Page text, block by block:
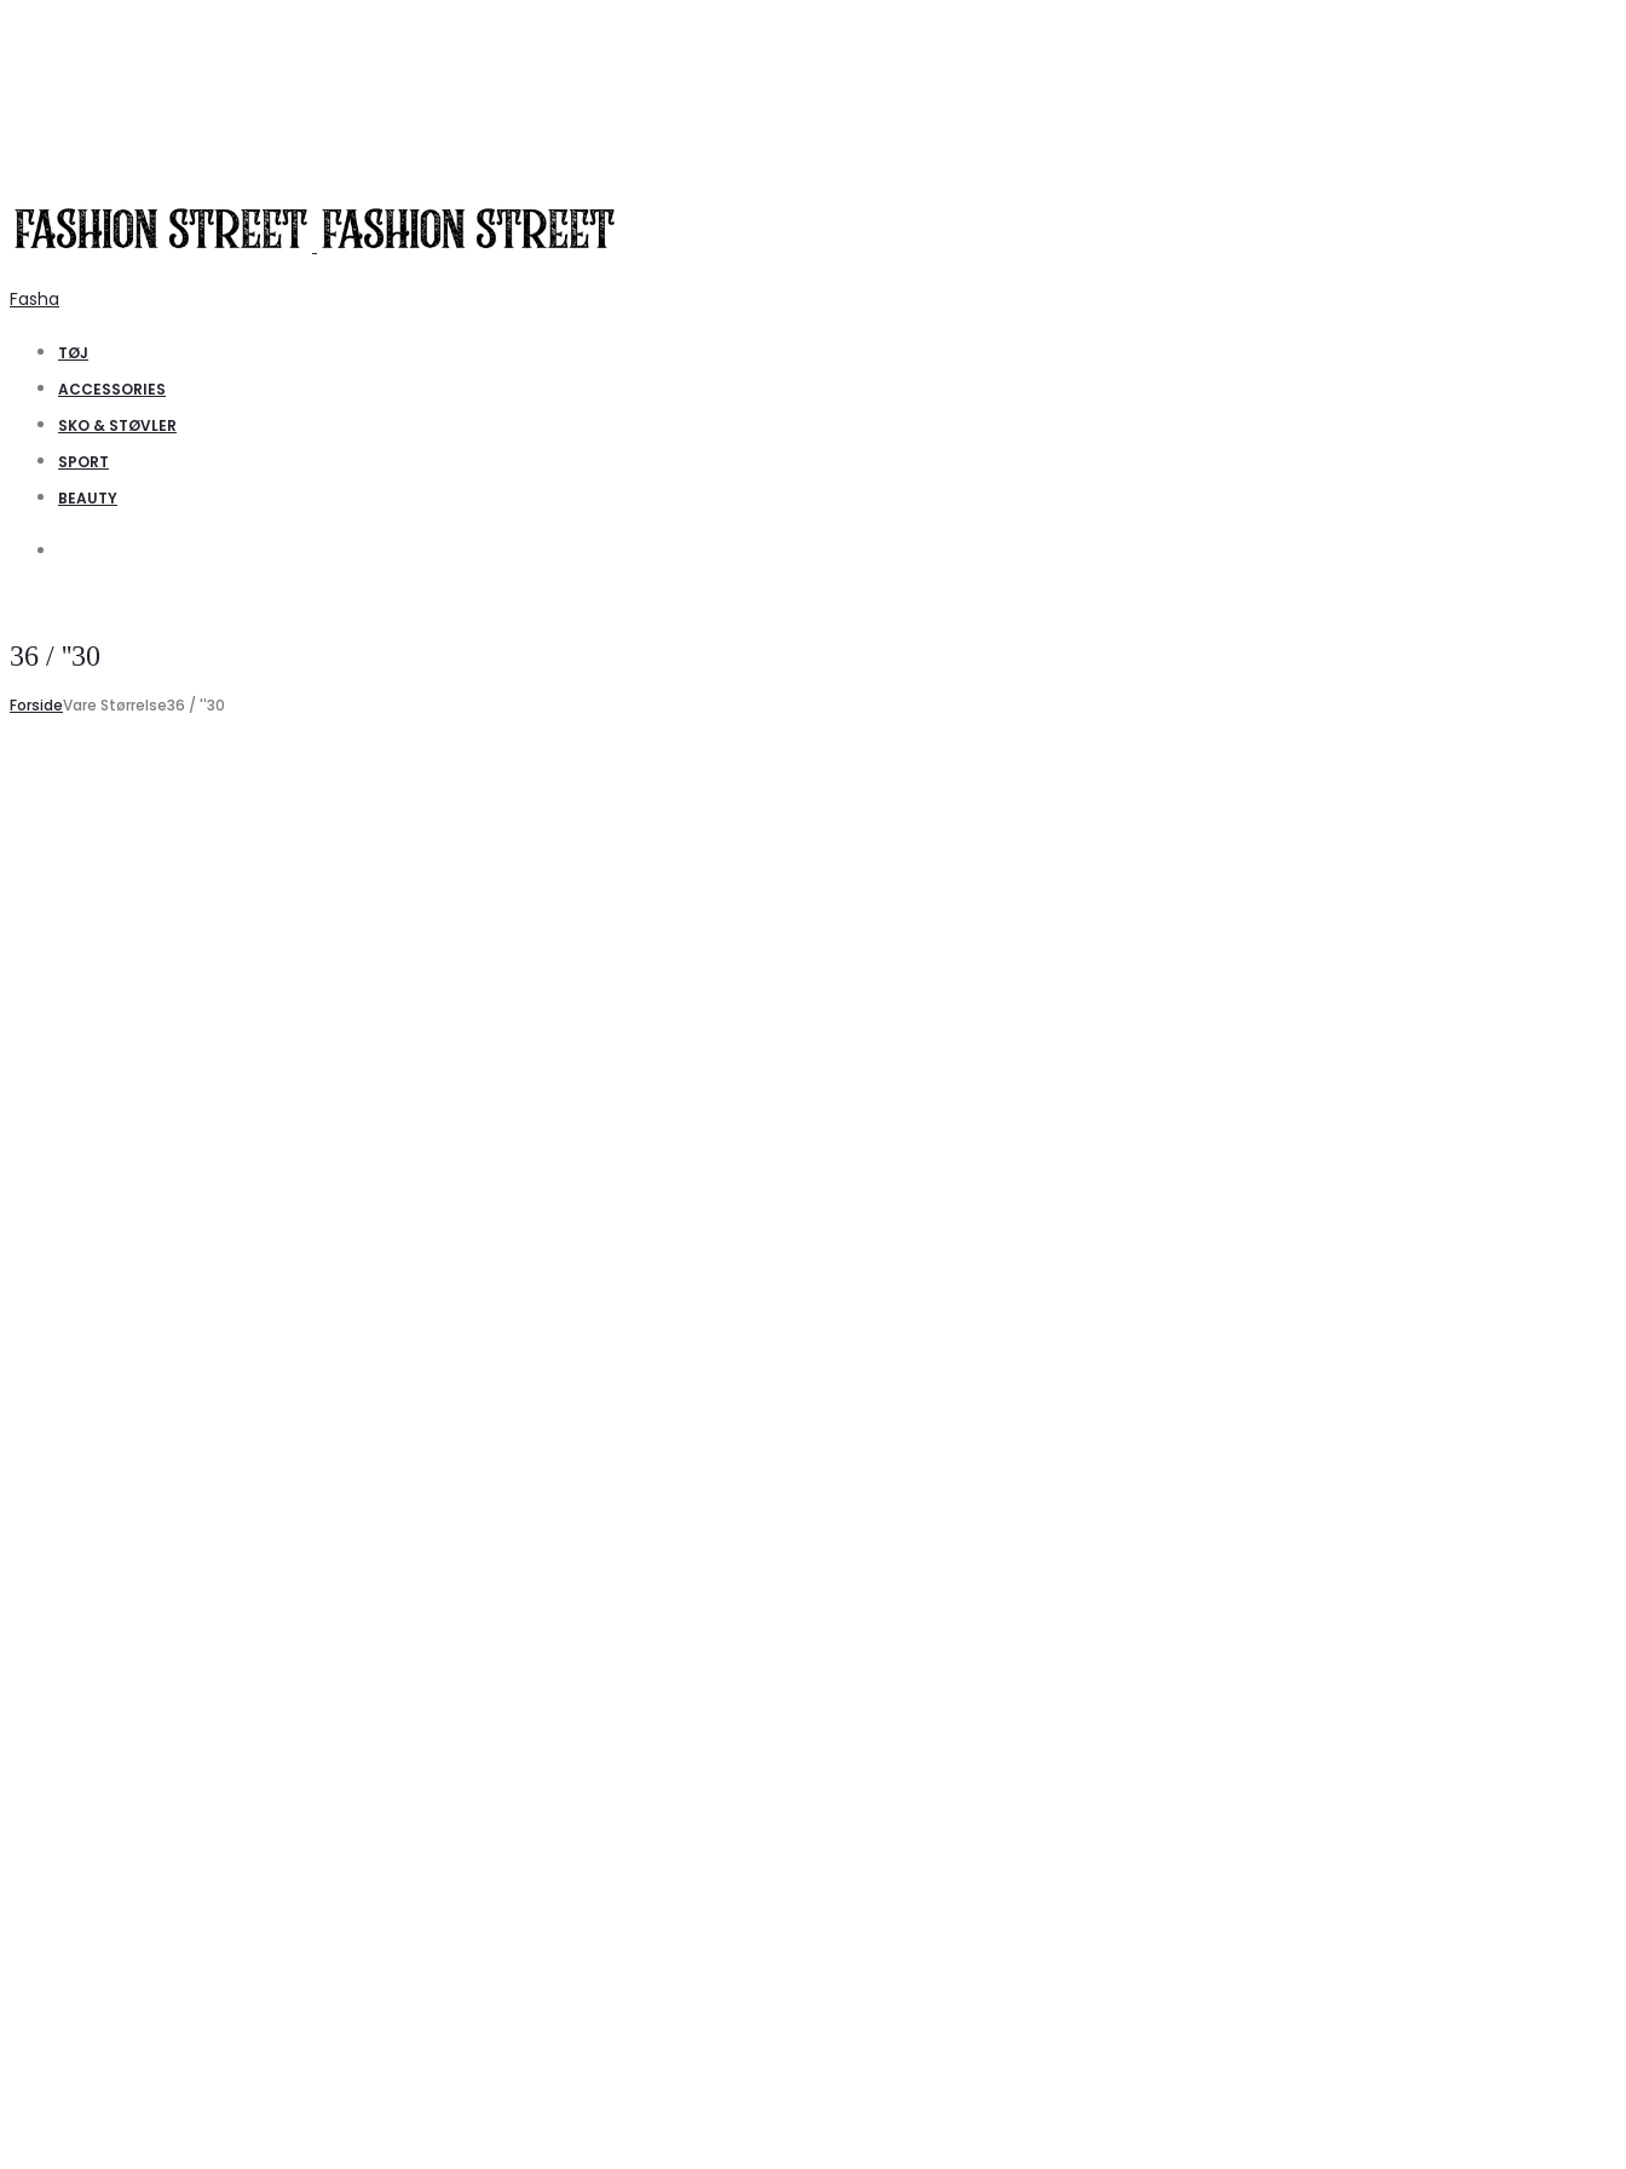
Fasha
TØJ
ACCESSORIES
SKO & STØVLER
SPORT
BEAUTY
36 / ''30
ForsideVare Størrelse36 / ''30